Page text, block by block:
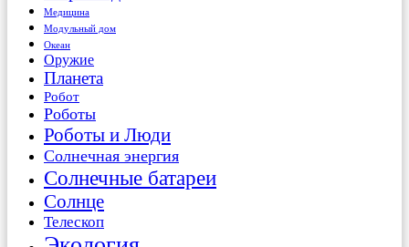
Медицина
Модульный дом
Океан
Оружие
Планета
Робот
Роботы
Роботы и Люди
Солнечная энергия
Солнечные батареи
Солнце
Телескоп